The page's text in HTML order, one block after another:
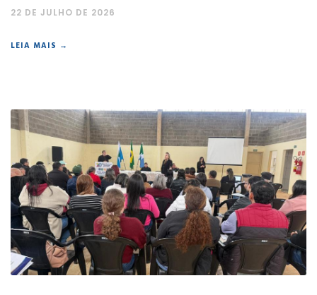
22 DE JULHO DE 2026
LEIA MAIS →